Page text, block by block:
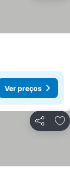
Ver preços
Partilhar